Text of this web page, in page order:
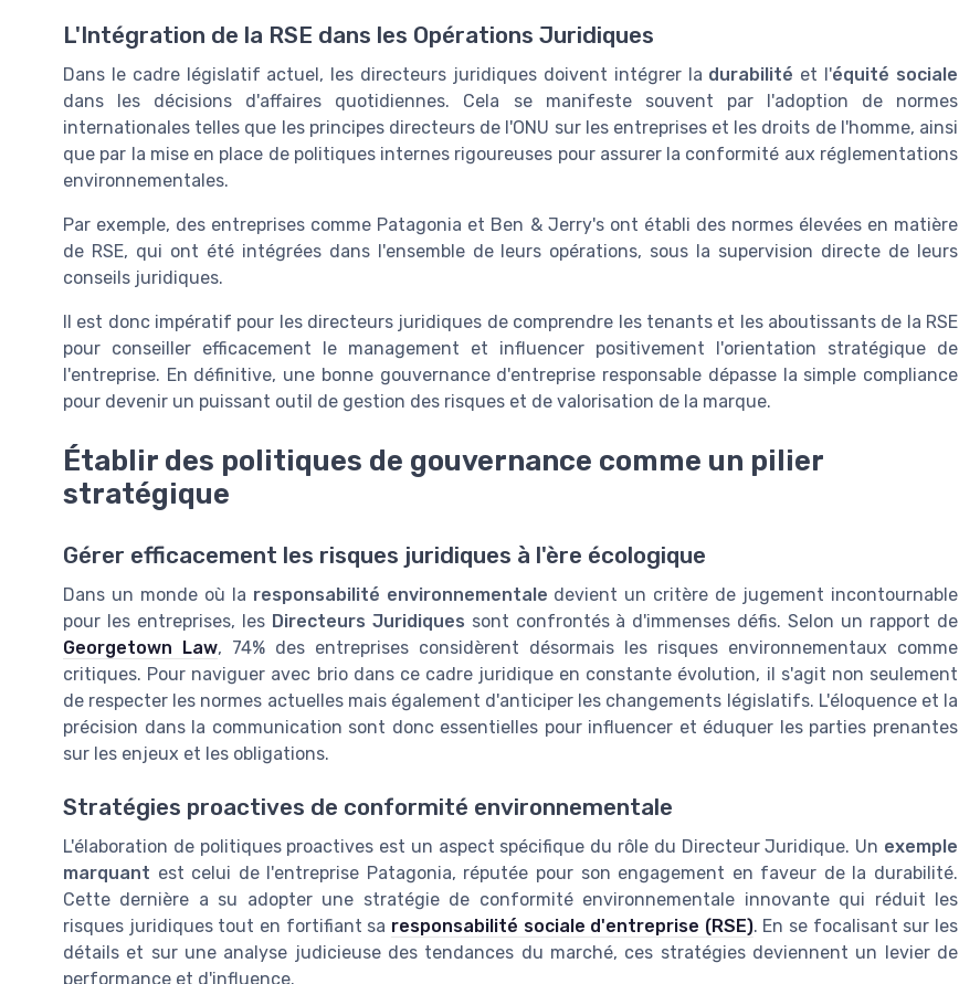
L'Intégration de la RSE dans les Opérations Juridiques
Dans le cadre législatif actuel, les directeurs juridiques doivent intégrer la durabilité et l'équité sociale
dans les décisions d'affaires quotidiennes. Cela se manifeste souvent par l'adoption de normes
internationales telles que les principes directeurs de l'ONU sur les entreprises et les droits de l'homme, ainsi
que par la mise en place de politiques internes rigoureuses pour assurer la conformité aux réglementations
environnementales.
Par exemple, des entreprises comme Patagonia et Ben & Jerry's ont établi des normes élevées en matière
de RSE, qui ont été intégrées dans l'ensemble de leurs opérations, sous la supervision directe de leurs
conseils juridiques.
Il est donc impératif pour les directeurs juridiques de comprendre les tenants et les aboutissants de la RSE
pour conseiller efficacement le management et influencer positivement l'orientation stratégique de
l'entreprise. En définitive, une bonne gouvernance d'entreprise responsable dépasse la simple compliance
pour devenir un puissant outil de gestion des risques et de valorisation de la marque.
Établir des politiques de gouvernance comme un pilier
stratégique
Gérer efficacement les risques juridiques à l'ère écologique
Dans un monde où la responsabilité environnementale devient un critère de jugement incontournable
pour les entreprises, les Directeurs Juridiques sont confrontés à d'immenses défis. Selon un rapport de
Georgetown Law, 74% des entreprises considèrent désormais les risques environnementaux comme
critiques. Pour naviguer avec brio dans ce cadre juridique en constante évolution, il s'agit non seulement
de respecter les normes actuelles mais également d'anticiper les changements législatifs. L'éloquence et la
précision dans la communication sont donc essentielles pour influencer et éduquer les parties prenantes
sur les enjeux et les obligations.
Stratégies proactives de conformité environnementale
L'élaboration de politiques proactives est un aspect spécifique du rôle du Directeur Juridique. Un exemple
marquant est celui de l'entreprise Patagonia, réputée pour son engagement en faveur de la durabilité.
Cette dernière a su adopter une stratégie de conformité environnementale innovante qui réduit les
risques juridiques tout en fortifiant sa responsabilité sociale d'entreprise (RSE). En se focalisant sur les
détails et sur une analyse judicieuse des tendances du marché, ces stratégies deviennent un levier de
performance et d'influence.